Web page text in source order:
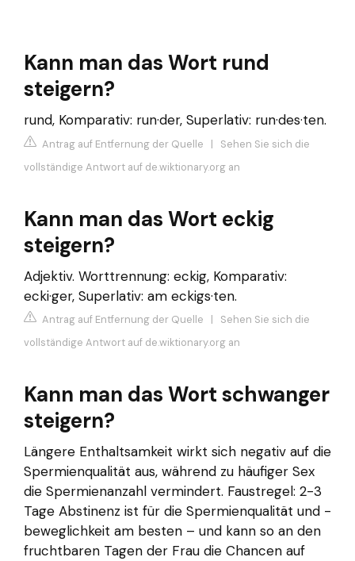
Kann man das Wort rund
steigern?
rund, Komparativ: run·der, Superlativ: run·des·ten.
Antrag auf Entfernung der Quelle | Sehen Sie sich die
vollständige Antwort auf de.wiktionary.org an
Kann man das Wort eckig
steigern?
Adjektiv. Worttrennung: eckig, Komparativ:
ecki·ger, Superlativ: am eckigs·ten.
Antrag auf Entfernung der Quelle | Sehen Sie sich die
vollständige Antwort auf de.wiktionary.org an
Kann man das Wort schwanger
steigern?
Längere Enthaltsamkeit wirkt sich negativ auf die
Spermienqualität aus, während zu häufiger Sex
die Spermienanzahl vermindert. Faustregel: 2-3
Tage Abstinenz ist für die Spermienqualität und -
beweglichkeit am besten – und kann so an den
fruchtbaren Tagen der Frau die Chancen auf